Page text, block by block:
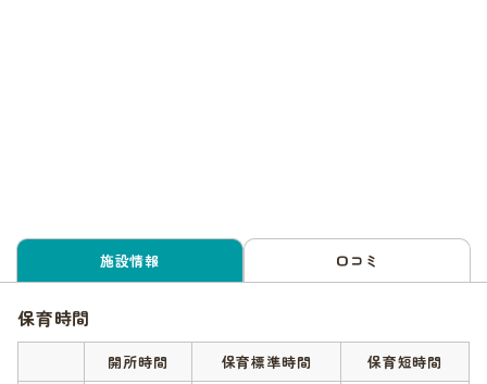
施設情報 口コミ
保育時間
開所時間 保育標準時間
保育短時間